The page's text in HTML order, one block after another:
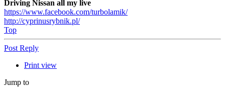
Driving Nissan all my live
https://www.facebook.com/turbolamik/
http://cyprinusrybnik.pl/
Top
Post Reply
Print view
Jump to